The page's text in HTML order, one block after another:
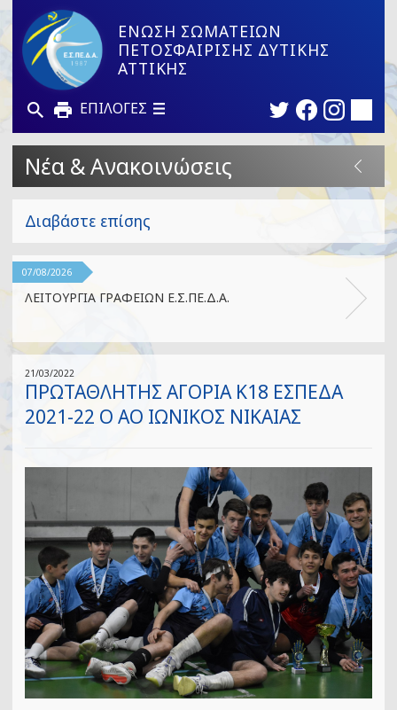
ΕΝΩΣΗ ΣΩΜΑΤΕΙΩΝ
ΠΕΤΟΣΦΑΙΡΙΣΗΣ ΔΥΤΙΚΗΣ
ΑΤΤΙΚΗΣ
ΕΠΙΛΟΓΕΣ
Νέα & Ανακοινώσεις
21/03/2022
ΠΡΩΤΑΘΛΗΤΗΣ ΑΓΟΡΙΑ Κ18 ΕΣΠΕΔΑ
2021-22 Ο ΑΟ ΙΩΝΙΚΟΣ ΝΙΚΑΙΑΣ
Διαβάστε επίσης
07/08/2026
ΛΕΙΤΟΥΡΓΙΑ ΓΡΑΦΕΙΩΝ Ε.Σ.ΠΕ.Δ.Α.